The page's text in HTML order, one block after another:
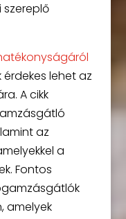
érdekes lehet az
A cikk
az
a
Fontos
amelyek